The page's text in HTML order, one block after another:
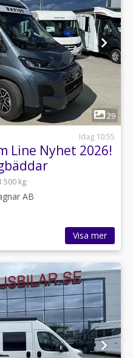
29
Idag 10:55
Line Nyhet 2026!
500 kg
AB
Visa mer